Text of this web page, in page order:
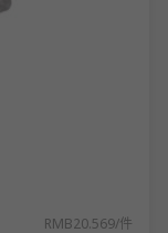
RMB20.569/件